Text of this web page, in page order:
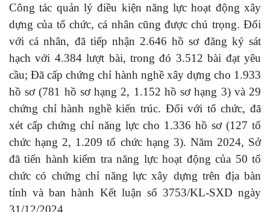
Công tác quản lý điều kiện năng lực hoạt động xây
dựng của tổ chức, cá nhân cũng được chú trọng. Đối
với cá nhân, đã tiếp nhận 2.646 hồ sơ đăng ký sát
hạch với 4.384 lượt bài, trong đó 3.512 bài đạt yêu
cầu; Đã cấp chứng chỉ hành nghề xây dựng cho 1.933
hồ sơ (781 hồ sơ hạng 2, 1.152 hồ sơ hạng 3) và 29
chứng chỉ hành nghề kiến trúc. Đối với tổ chức, đã
xét cấp chứng chỉ năng lực cho 1.336 hồ sơ (127 tổ
chức hạng 2, 1.209 tổ chức hạng 3). Năm 2024, Sở
đã tiến hành kiểm tra năng lực hoạt động của 50 tổ
chức có chứng chỉ năng lực xây dựng trên địa bàn
tỉnh và ban hành Kết luận số 3753/KL-SXD ngày
31/12/2024.